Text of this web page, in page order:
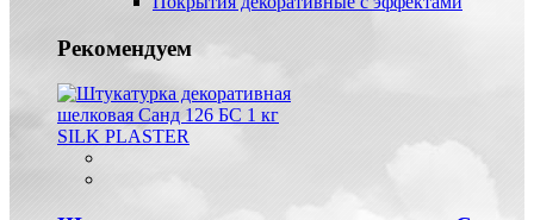
Рекомендуем